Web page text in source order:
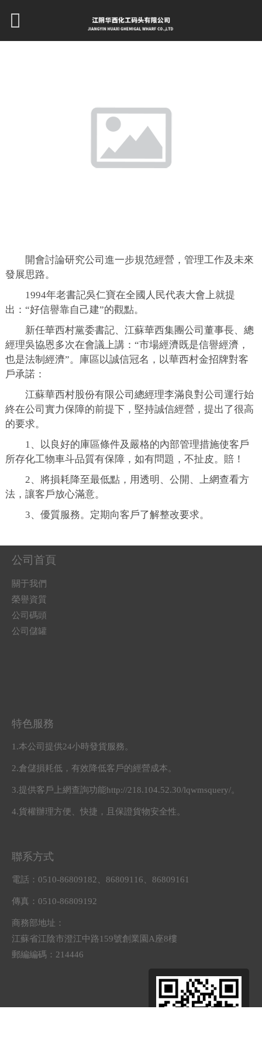
開會討論研究公司進一步規范經營，管理工作及未來
發展思路。
1994年老書記吳仁寶在全國人民代表大會上就提
出：“好信譽靠自己建”的觀點。
新任華西村黨委書記、江蘇華西集團公司董事長、總
經理吳協恩多次在會議上講：“市場經濟既是信譽經濟，
也是法制經濟”。庫區以誠信冠名，以華西村金招牌對客
戶承諾：
江蘇華西村股份有限公司總經理李滿良對公司運行始
終在公司實力保障的前提下，堅持誠信經營，提出了很高
的要求。
1、以良好的庫區條件及嚴格的內部管理措施使客戶
所存化工物車斗品質有保障，如有問題，不扯皮。賠！
2、將損耗降至最低點，用透明、公開、上網查看方
法，讓客戶放心滿意。
3、優質服務。定期向客戶了解整改要求。
公司首頁
關于我們
榮譽資質
公司碼頭
公司儲罐
特色服務
1.本公司提供24小時發貨服務。
2.倉儲損耗低，有效降低客戶的經營成本。
3.提供客戶上網查詢功能http://218.104.52.30/lqwmsquery/。
4.貨權辦理方便、快捷，且保證貨物安全性。
聯系方式
電話：0510-86809182、86809116、86809161
傳真：0510-86809192
商務部地址：
江蘇省江陰市澄江中路159號創業園A座8樓
郵編編碼：214446